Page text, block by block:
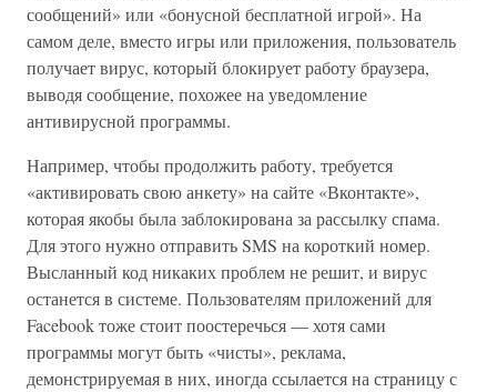
сообщений» или «бонусной бесплатной игрой». На
самом деле, вместо игры или приложения, пользователь
получает вирус, который блокирует работу браузера,
выводя сообщение, похожее на уведомление
антивирусной программы.
Например, чтобы продолжить работу, требуется
«активировать свою анкету» на сайте «Вконтакте»,
которая якобы была заблокирована за рассылку спама.
Для этого нужно отправить SMS на короткий номер.
Высланный код никаких проблем не решит, и вирус
останется в системе. Пользователям приложений для
Facebook тоже стоит поостеречься — хотя сами
программы могут быть «чисты», реклама,
демонстрируемая в них, иногда ссылается на страницу с